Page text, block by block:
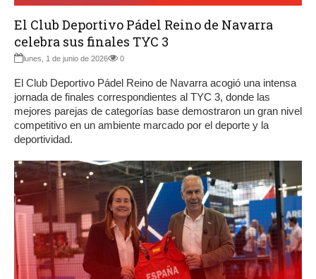
El Club Deportivo Pádel Reino de Navarra
celebra sus finales TYC 3
lunes, 1 de junio de 2026 0
El Club Deportivo Pádel Reino de Navarra acogió una intensa
jornada de finales correspondientes al TYC 3, donde las
mejores parejas de categorías base demostraron un gran nivel
competitivo en un ambiente marcado por el deporte y la
deportividad.